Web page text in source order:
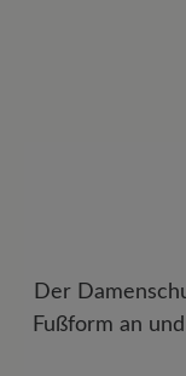
Der
Fußform an